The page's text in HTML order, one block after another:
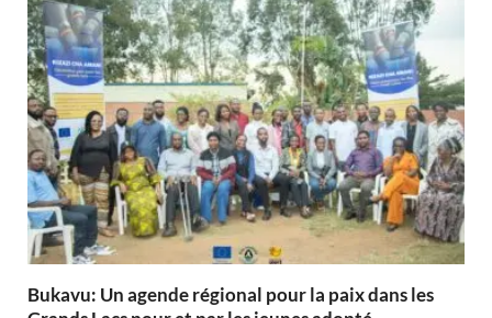
Bukavu: Un agende régional pour la paix dans les